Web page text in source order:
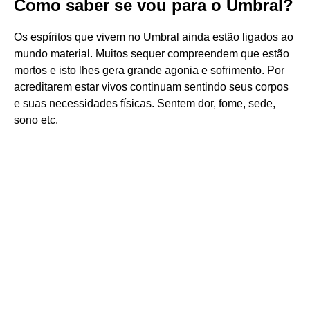
Como saber se vou para o Umbral?
Os espíritos que vivem no Umbral ainda estão ligados ao
mundo material. Muitos sequer compreendem que estão
mortos e isto lhes gera grande agonia e sofrimento. Por
acreditarem estar vivos continuam sentindo seus corpos
e suas necessidades físicas. Sentem dor, fome, sede,
sono etc.